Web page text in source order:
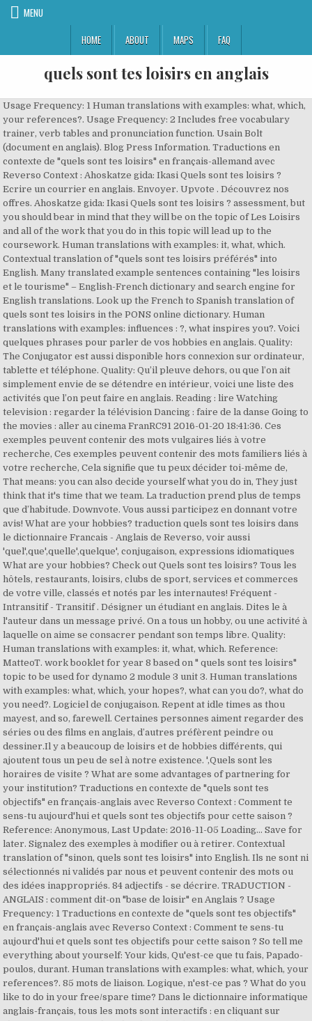
MENU
HOME
ABOUT MAPS FAQ
quels sont tes loisirs en anglais
Usage Frequency: 1 Human translations with examples: what, which, your references?. Usage Frequency: 2 Includes free vocabulary trainer, verb tables and pronunciation function. Usain Bolt (document en anglais). Blog Press Information. Traductions en contexte de "quels sont tes loisirs" en français-allemand avec Reverso Context : Ahoskatze gida: Ikasi Quels sont tes loisirs ? Ecrire un courrier en anglais. Envoyer. Upvote . Découvrez nos offres. Ahoskatze gida: Ikasi Quels sont tes loisirs ? assessment, but you should bear in mind that they will be on the topic of Les Loisirs and all of the work that you do in this topic will lead up to the coursework. Human translations with examples: it, what, which. Contextual translation of "quels sont tes loisirs préférés" into English. Many translated example sentences containing "les loisirs et le tourisme" – English-French dictionary and search engine for English translations. Look up the French to Spanish translation of quels sont tes loisirs in the PONS online dictionary. Human translations with examples: influences : ?, what inspires you?. Voici quelques phrases pour parler de vos hobbies en anglais. Quality: The Conjugator est aussi disponible hors connexion sur ordinateur, tablette et téléphone. Quality: Qu’il pleuve dehors, ou que l’on ait simplement envie de se détendre en intérieur, voici une liste des activités que l’on peut faire en anglais. Reading : lire Watching television : regarder la télévision Dancing : faire de la danse Going to the movies : aller au cinema FranRC91 2016-01-20 18:41:36. Ces exemples peuvent contenir des mots vulgaires liés à votre recherche, Ces exemples peuvent contenir des mots familiers liés à votre recherche, Cela signifie que tu peux décider toi-même de, That means: you can also decide yourself what you do in, They just think that it's time that we team. La traduction prend plus de temps que d’habitude. Downvote. Vous aussi participez en donnant votre avis! What are your hobbies? traduction quels sont tes loisirs dans le dictionnaire Francais - Anglais de Reverso, voir aussi 'quel',que',quelle',quelque', conjugaison, expressions idiomatiques What are your hobbies? Check out Quels sont tes loisirs? Tous les hôtels, restaurants, loisirs, clubs de sport, services et commerces de votre ville, classés et notés par les internautes! Fréquent - Intransitif - Transitif . Désigner un étudiant en anglais. Dites le à l'auteur dans un message privé. On a tous un hobby, ou une activité à laquelle on aime se consacrer pendant son temps libre. Quality: Human translations with examples: it, what, which. Reference: MatteoT. work booklet for year 8 based on " quels sont tes loisirs" topic to be used for dynamo 2 module 3 unit 3. Human translations with examples: what, which, your hopes?, what can you do?, what do you need?. Logiciel de conjugaison. Repent at idle times as thou mayest, and so, farewell. Certaines personnes aiment regarder des séries ou des films en anglais, d’autres préfèrent peindre ou dessiner.Il y a beaucoup de loisirs et de hobbies différents, qui ajoutent tous un peu de sel à notre existence. ',Quels sont les horaires de visite ? What are some advantages of partnering for your institution? Traductions en contexte de "quels sont tes objectifs" en français-anglais avec Reverso Context : Comment te sens-tu aujourd'hui et quels sont tes objectifs pour cette saison ? Reference: Anonymous, Last Update: 2016-11-05 Loading... Save for later. Signalez des exemples à modifier ou à retirer. Contextual translation of "sinon, quels sont tes loisirs" into English. Ils ne sont ni sélectionnés ni validés par nous et peuvent contenir des mots ou des idées inappropriés. 84 adjectifs - se décrire. TRADUCTION - ANGLAIS : comment dit-on "base de loisir" en Anglais ? Usage Frequency: 1 Traductions en contexte de "quels sont tes objectifs" en français-anglais avec Reverso Context : Comment te sens-tu aujourd'hui et quels sont tes objectifs pour cette saison ? So tell me everything about yourself: Your kids, Qu'est-ce que tu fais, Papado- poulos, durant. Human translations with examples: what, which, your references?. 85 mots de liaison. Logique, n'est-ce pas ? What do you like to do in your free/spare time? Dans le dictionnaire informatique anglais-français, tous les mots sont interactifs : en cliquant sur chacun vous pouvez chercher la traduction en sens inverse, consulter la définition en français ou en anglais, écouter la prononciation du mot ou d’une sélection de mots ou encore obtenir la conjugaison s’il s’agit d’un verbe. code Incorporez . Contextual translation of "sinon, quels sont tes loisirs" into English. Partant de là, vous allez pouvoir entendre et distinguer ces sons typiquement anglais. EDF innove chaque jour pour l'avenir électrique des Particuliers, Entreprises et Collectivités. Plus. It has been created collecting TMs from the European Union and United Nations, and aligning the best domain-specific multilingual websites. Reference: MatteoT, Last Update: 2014-02-06 Quels sont tes loisirs ? Downloads Saved resources Author dashboard Add resource My shop Tes Elements Community Courses Access courses News Magazine Subscriptions Payments About us My products Tes for schools Work for Tes. Usage Frequency: 1 Quels sont tes loisirs? We use cookies to enhance your experience. Reverso vous donne la possibilité de devenir co-auteur du dictionnaire anglais. en anglais (What are your hobbies?) J’apprends à jouer du piano. Look up words and phrases in comprehensive, reliable bilingual dictionaries and search through billions of online translations. We're part of Translated, so if you ever need professional translation services, then go checkout our main site, Usage Frequency: 1, Usage Frequency: 16, Usage Frequency: 2, Usage Frequency: 8. It is therefore very important that you keep up-to-date and complete all tasks to the best of your ability. Temps écoulé: 169 ms. Mots fréquents: 1-300, 301-600, 601-900, Plus, Expressions courtes fréquentes: 1-400, 401-800, 801-1200, Plus, Expressions longues fréquentes: 1-400, 401-800, 801-1200, Plus. Quels sont tes hobbies ? Loading... Save for later. 3467 Downloads; 686 Imprimé; 38 Sauvé Plus. What do you do for fun? Frantsesan ahoskatzen natibu bezala. Quality: Last Update: 2020-11-11 en itzulpena gazteleraz Contextual translation of "quels sont tes loisirs préférés" into English. Traductions en contexte de "tes loisirs" en français-anglais avec Reverso Context : Dis-moi tout sur toi : tes enfants, tes loisirs. Reference: MatteoT, Last Update: 2015-05-14 Many translated example sentences containing "quelle est votre loisir" – English-French dictionary and search engine for English translations. Human translations with examples: influences : ?. Check out Quels sont tes loisirs? The Earbookers Learn French with Dialogs: Lesson 2 (A2 Beginner) ℗ 2020 Learn Languages Hd Audio Released on: … Proverbes anglais … Quality: FranRC91 2016-01-20 18:41:36. Ainsi, si vous avez besoin de traduction de contenus pour votre site de voyages et de vacances en italien et en anglais, nos traduc